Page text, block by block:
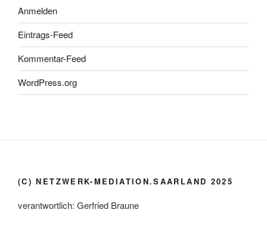
Anmelden
Eintrags-Feed
Kommentar-Feed
WordPress.org
(C) NETZWERK-MEDIATION.SAARLAND 2025
verantwortlich: Gerfried Braune